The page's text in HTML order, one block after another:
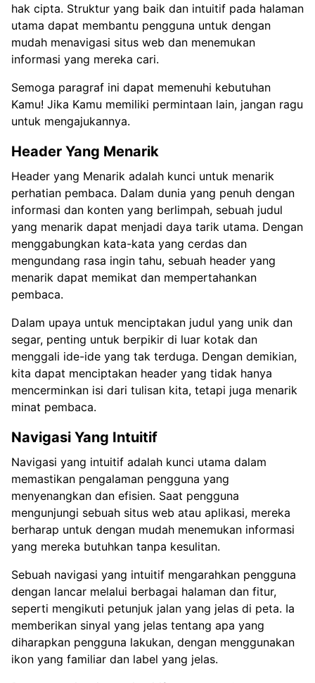
hak cipta. Struktur yang baik dan intuitif pada halaman
utama dapat membantu pengguna untuk dengan
mudah menavigasi situs web dan menemukan
informasi yang mereka cari.
Semoga paragraf ini dapat memenuhi kebutuhan
Kamu! Jika Kamu memiliki permintaan lain, jangan ragu
untuk mengajukannya.
Header Yang Menarik
Header yang Menarik adalah kunci untuk menarik
perhatian pembaca. Dalam dunia yang penuh dengan
informasi dan konten yang berlimpah, sebuah judul
yang menarik dapat menjadi daya tarik utama. Dengan
menggabungkan kata-kata yang cerdas dan
mengundang rasa ingin tahu, sebuah header yang
menarik dapat memikat dan mempertahankan
pembaca.
Dalam upaya untuk menciptakan judul yang unik dan
segar, penting untuk berpikir di luar kotak dan
menggali ide-ide yang tak terduga. Dengan demikian,
kita dapat menciptakan header yang tidak hanya
mencerminkan isi dari tulisan kita, tetapi juga menarik
minat pembaca.
Navigasi Yang Intuitif
Navigasi yang intuitif adalah kunci utama dalam
memastikan pengalaman pengguna yang
menyenangkan dan efisien. Saat pengguna
mengunjungi sebuah situs web atau aplikasi, mereka
berharap untuk dengan mudah menemukan informasi
yang mereka butuhkan tanpa kesulitan.
Sebuah navigasi yang intuitif mengarahkan pengguna
dengan lancar melalui berbagai halaman dan fitur,
seperti mengikuti petunjuk jalan yang jelas di peta. Ia
memberikan sinyal yang jelas tentang apa yang
diharapkan pengguna lakukan, dengan menggunakan
ikon yang familiar dan label yang jelas.